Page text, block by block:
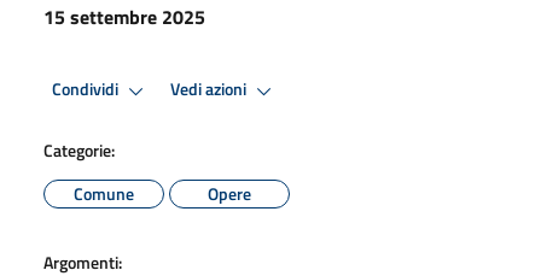
15 settembre 2025
Condividi Vedi azioni
Categorie:
Comune
Opere
Argomenti: